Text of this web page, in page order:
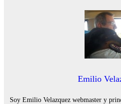
Emilio
Soy Emilio Velazquez webmaster y